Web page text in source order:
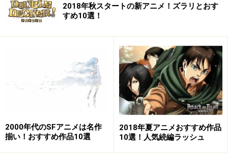
ート・オンライン アリシゼーション』
『ソードアート・オンライン アリシゼーション』（画像は
http://amzn.asia/d/f1iq5Od
2018年秋スタートの新アニメ！ズラリとおす
すめ10選！
2000年代のSFアニメは名作
揃い！おすすめ作品10選
2018年夏アニメおすすめ作品
10選！人気続編ラッシュ